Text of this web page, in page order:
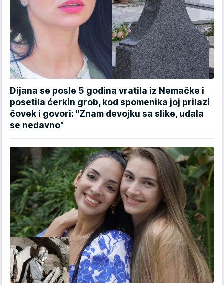
Dijana se posle 5 godina vratila iz Nemačke i
posetila ćerkin grob, kod spomenika joj prilazi
čovek i govori: "Znam devojku sa slike, udala
se nedavno"